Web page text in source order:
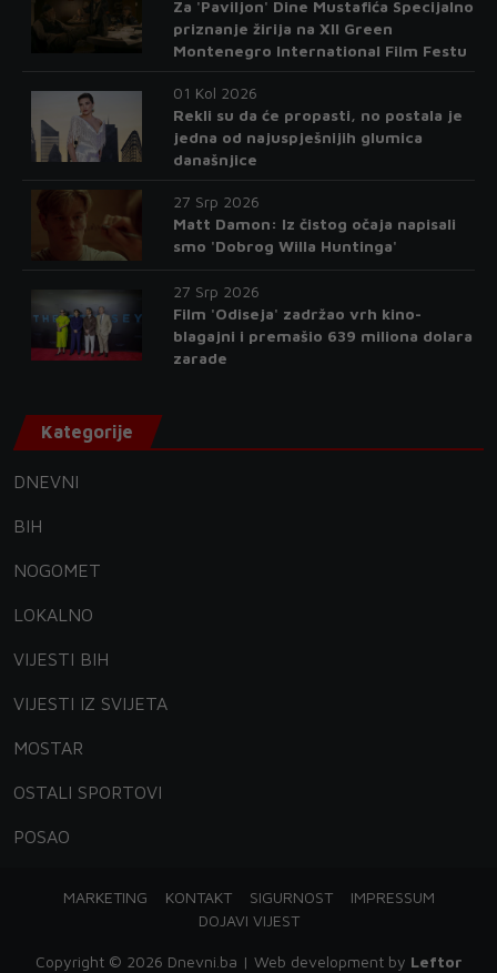
Za 'Paviljon' Dine Mustafića Specijalno
priznanje žirija na XII Green
Montenegro International Film Festu
01 Kol 2026
Rekli su da će propasti, no postala je
jedna od najuspješnijih glumica
današnjice
27 Srp 2026
Matt Damon: Iz čistog očaja napisali
smo 'Dobrog Willa Huntinga'
27 Srp 2026
Film 'Odiseja' zadržao vrh kino-
blagajni i premašio 639 miliona dolara
zarade
Kategorije
DNEVNI
BIH
NOGOMET
LOKALNO
VIJESTI BIH
VIJESTI IZ SVIJETA
MOSTAR
OSTALI SPORTOVI
POSAO
MARKETING KONTAKT SIGURNOST
IMPRESSUM
DOJAVI VIJEST
Copyright © 2026 Dnevni.ba | Web development by Leftor